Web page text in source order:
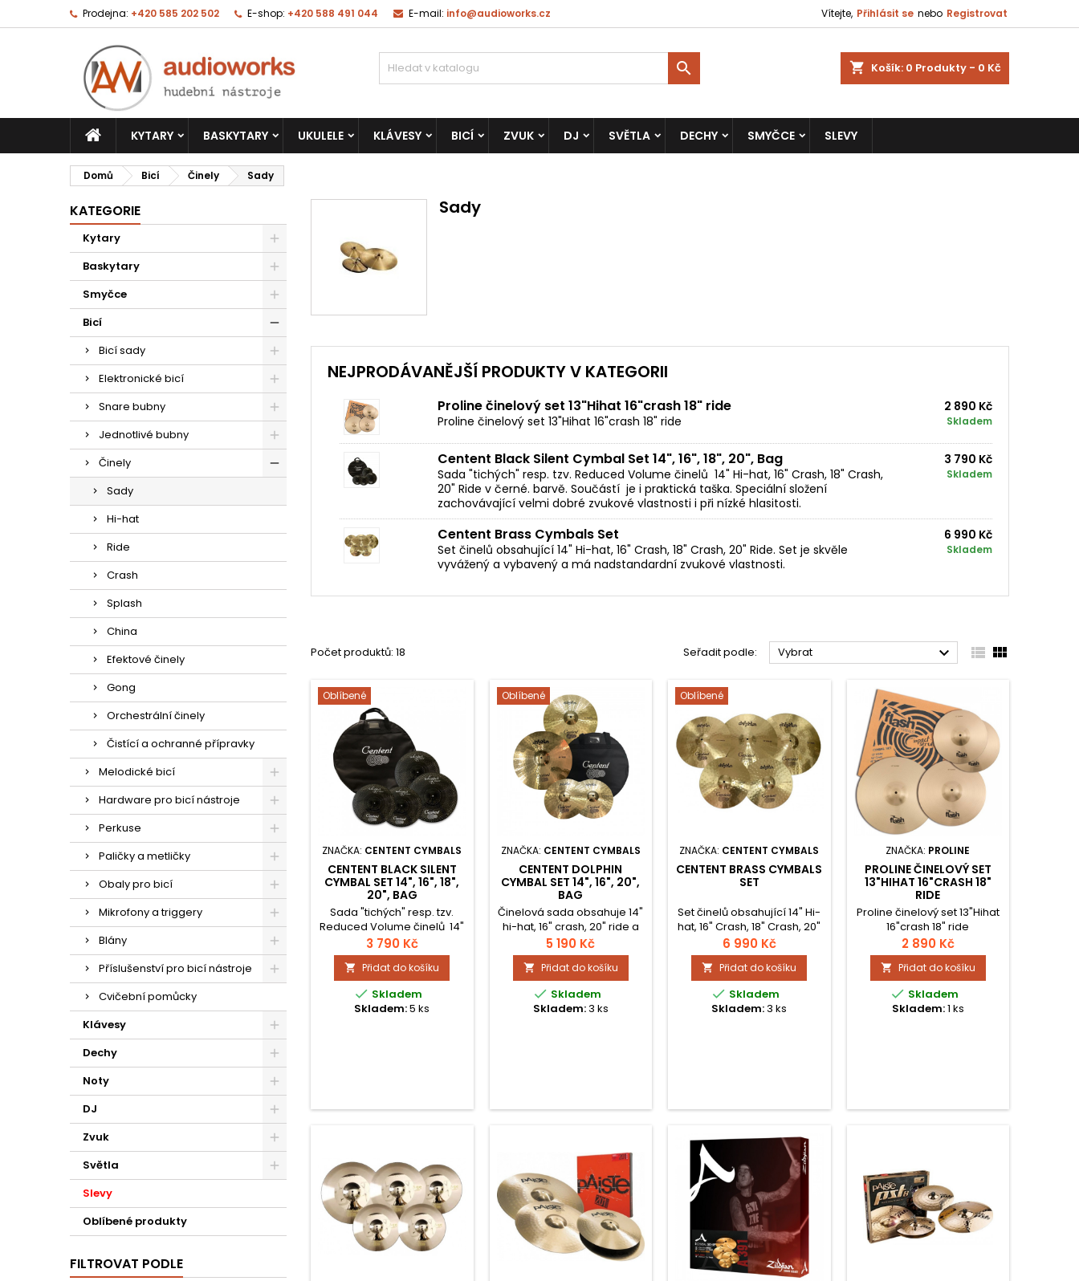
Prodejna: +420 585 202 502 E-shop: +420 588 491 044 E-mail: info@audioworks.cz Vítejte, Přihlásit se nebo Registrovat
shopping_cart Košík: 0 Produkty - 0 Kč

KYTARY BASKYTARY UKULELE KLÁVESY BICÍ ZVUK DJ SVĚTLA DECHY SMYČCE SLEVY
Domů Bicí Činely Sady
KATEGORIE
Kytary
Baskytary
Smyčce
Bicí
Bicí sady
Elektronické bicí
Snare bubny
Jednotlivé bubny
Činely
Sady
Hi-hat
Ride
Crash
Splash
China
Efektové činely
Gong
Orchestrální činely
Čistící a ochranné přípravky
Melodické bicí
Hardware pro bicí nástroje
Perkuse
Paličky a metličky
Obaly pro bicí
Mikrofony a triggery
Blány
Příslušenství pro bicí nástroje
Cvičební pomůcky
Klávesy
Dechy
Noty
DJ
Zvuk
Světla
Slevy
Oblíbené produkty
FILTROVAT PODLE
Sady
NEJPRODÁVANĚJŠÍ PRODUKTY V KATEGORII
Proline činelový set 13"Hihat 16"crash 18" ride
Proline činelový set 13"Hihat 16"crash 18" ride
2 890 Kč
Skladem
Centent Black Silent Cymbal Set 14", 16", 18", 20", Bag
Sada "tichých" resp. tzv. Reduced Volume činelů 14" Hi-hat, 16" Crash, 18" Crash,
20" Ride v černé. barvě. Součástí je i praktická taška. Speciální složení
zachovávající velmi dobré zvukové vlastnosti i při nízké hlasitosti.
3 790 Kč
Skladem
Centent Brass Cymbals Set
Set činelů obsahující 14" Hi-hat, 16" Crash, 18" Crash, 20" Ride. Set je skvěle
vyvážený a vybavený a má nadstandardní zvukové vlastnosti.
6 990 Kč
Skladem
Počet produktů: 18 Seřadit podle: Vybrat   
Oblíbené
ZNAČKA: CENTENT CYMBALS
CENTENT BLACK SILENT
CYMBAL SET 14", 16", 18",
20", BAG
Sada "tichých" resp. tzv.
Reduced Volume činelů 14"
Hi-hat, 16" Crash, 18" Crash,
20" Ride v černé. barvě.
Součástí je i praktická
taška. Speciální složení
zachovávající velmi dobré
zvukové vlastnosti i při nízké
3 790 Kč
 Přidat do košíku
 Skladem
Skladem:5 ks
Oblíbené
ZNAČKA: CENTENT CYMBALS
CENTENT DOLPHIN
CYMBAL SET 14", 16", 20",
BAG
Činelová sada obsahuje 14"
hi-hat, 16" crash, 20" ride a
bag pro snadný transport.
Jde o skvěle řemeslně
zpracovanou sadu činelů
vyrobenou z mosazi, která
je díky speciálně
upravovanému povrchu
5 190 Kč
 Přidat do košíku
 Skladem
Skladem:3 ks
Oblíbené
ZNAČKA: CENTENT CYMBALS
CENTENT BRASS CYMBALS
SET
Set činelů obsahující 14" Hi-
hat, 16" Crash, 18" Crash, 20"
Ride. Set je skvěle vyvážený
a vybavený a má
nadstandardní zvukové
vlastnosti.
6 990 Kč
 Přidat do košíku
 Skladem
Skladem:3 ks
ZNAČKA: PROLINE
PROLINE ČINELOVÝ SET
13"HIHAT 16"CRASH 18"
RIDE
Proline činelový set 13"Hihat
16"crash 18" ride
2 890 Kč
 Přidat do košíku
 Skladem
Skladem:1 ks